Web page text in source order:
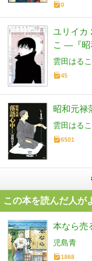
0
ユリイカ
こ ―『昭
猫っ毛』
ル』・・
雲田はるこ
45
昭和元禄
雲田はるこ
6501
この本を読んだ人が
本なら売
児島青
1868